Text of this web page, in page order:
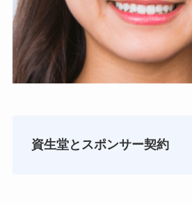
資生堂と スポンサー契約